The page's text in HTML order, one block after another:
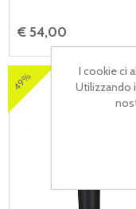
€ 54,00
49%
I cookie ci
Utilizzando